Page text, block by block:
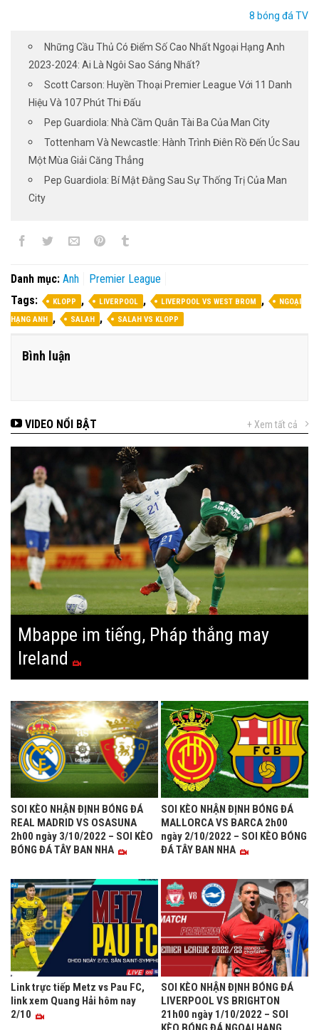
8 bóng đá TV
Những Cầu Thủ Có Điểm Số Cao Nhất Ngoại Hạng Anh
2023-2024: Ai Là Ngôi Sao Sáng Nhất?
Scott Carson: Huyền Thoại Premier League Với 11 Danh
Hiệu Và 107 Phút Thi Đấu
Pep Guardiola: Nhà Cầm Quân Tài Ba Của Man City
Tottenham Và Newcastle: Hành Trình Điên Rồ Đến Úc Sau
Một Mùa Giải Căng Thẳng
Pep Guardiola: Bí Mật Đằng Sau Sự Thống Trị Của Man
City
Danh mục: Anh
Premier League
Tags:
KLOPP , LIVERPOOL , LIVERPOOL VS WEST BROM ,
NGOẠI
HẠNG ANH
, SALAH , SALAH VS KLOPP
Bình luận
VIDEO NỔI BẬT + Xem tất cả
Mbappe im tiếng, Pháp thắng may
Ireland
SOI KÈO NHẬN ĐỊNH BÓNG ĐÁ
REAL MADRID VS OSASUNA
2h00 ngày 3/10/2022 – SOI KÈO
BÓNG ĐÁ TÂY BAN NHA
SOI KÈO NHẬN ĐỊNH BÓNG ĐÁ
MALLORCA VS BARCA 2h00
ngày 2/10/2022 – SOI KÈO BÓNG
ĐÁ TÂY BAN NHA
Link trực tiếp Metz vs Pau FC,
link xem Quang Hải hôm nay
2/10
SOI KÈO NHẬN ĐỊNH BÓNG ĐÁ
LIVERPOOL VS BRIGHTON
21h00 ngày 1/10/2022 – SOI